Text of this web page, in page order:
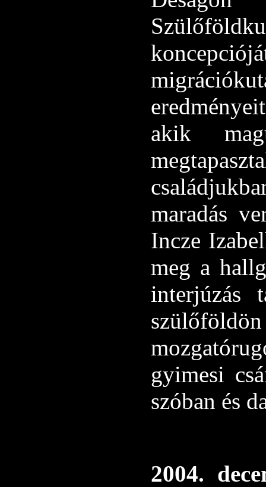
akik
maradás
Incze
meg a
interjúzás
gyimesi
szóban és
2004.